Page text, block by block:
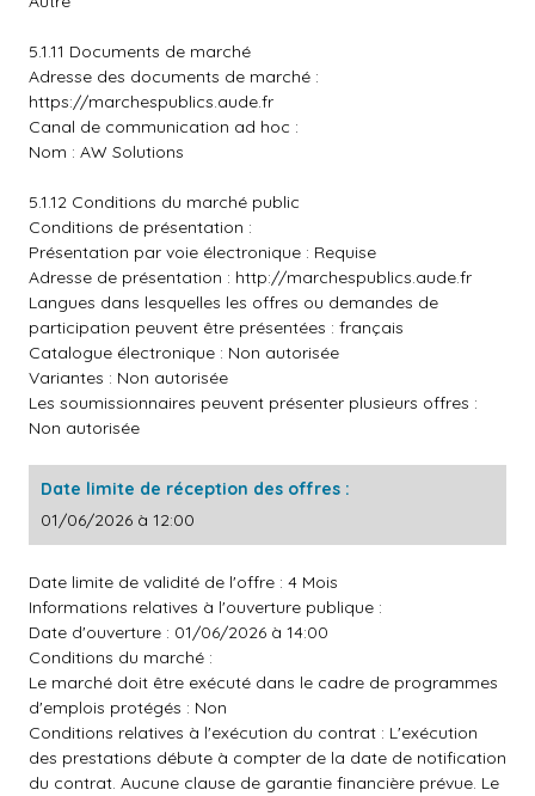
5.1.11 Documents de marché
Adresse des documents de marché :
https://marchespublics.aude.fr
Canal de communication ad hoc :
Nom : AW Solutions
5.1.12 Conditions du marché public
Conditions de présentation :
Présentation par voie électronique : Requise
Adresse de présentation : http://marchespublics.aude.fr
Langues dans lesquelles les offres ou demandes de
participation peuvent être présentées : français
Catalogue électronique : Non autorisée
Variantes : Non autorisée
Les soumissionnaires peuvent présenter plusieurs offres :
Non autorisée
Date limite de réception des offres :
01/06/2026 à 12:00
Date limite de validité de l'offre : 4 Mois
Informations relatives à l'ouverture publique :
Date d'ouverture : 01/06/2026 à 14:00
Conditions du marché :
Le marché doit être exécuté dans le cadre de programmes
d'emplois protégés : Non
Conditions relatives à l'exécution du contrat : L'exécution
des prestations débute à compter de la date de notification
du contrat. Aucune clause de garantie financière prévue. Le